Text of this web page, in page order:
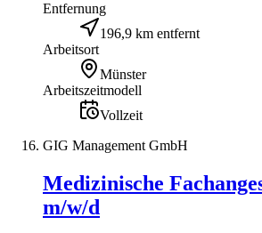
Entfernung
196,9 km entfernt
Arbeitsort
Münster
Arbeitszeitmodell
Vollzeit
GIG Management GmbH
Medizinische
m/w/d